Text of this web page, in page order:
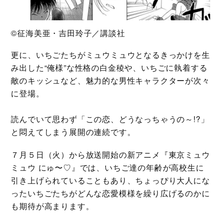
©征海美亜・吉田玲子／講談社
更に、いちごたちがミュウミュウとなるきっかけを生
み出した“俺様”な性格の白金稜や、いちごに執着する
敵のキッシュなど、魅力的な男性キャラクターが次々
に登場。
読んでいて思わず「この恋、どうなっちゃうの～!?」
と悶えてしまう展開の連続です。
７月５日（火）から放送開始の新アニメ『東京ミュウ
ミュウ にゅ〜♡』では、いちご達の年齢が高校生に
引き上げられていることもあり、ちょっぴり大人にな
ったいちごたちがどんな恋愛模様を繰り広げるのかに
も期待が高まります。